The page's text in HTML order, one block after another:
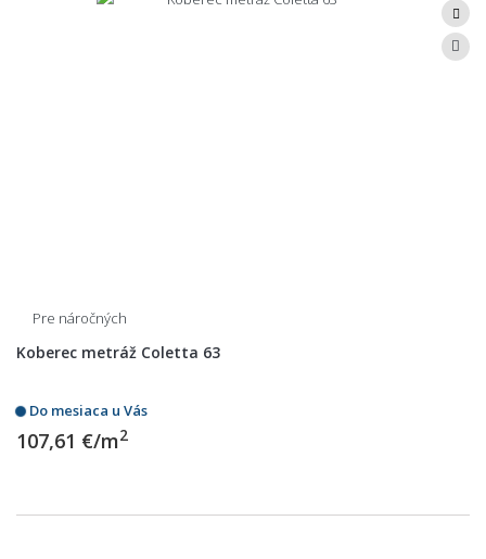
Pre náročných
Koberec metráž Coletta 63
Do mesiaca u Vás
107,61 €/m2